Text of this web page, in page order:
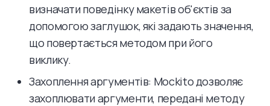
визначати поведінку макетів об'єктів за
допомогою заглушок, які задають значення,
що повертається методом при його
виклику.
Захоплення аргументів: Mockito дозволяє
захоплювати аргументи, передані методу